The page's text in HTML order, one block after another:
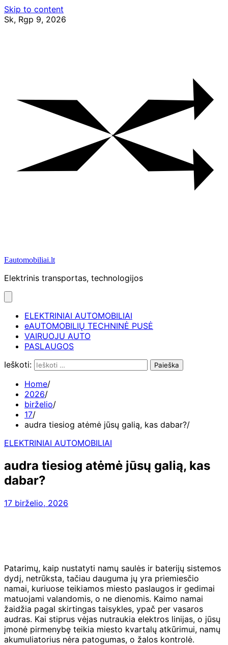
Skip to content
Sk, Rgp 9, 2026
Eautomobiliai.lt
Elektrinis transportas, technologijos
ELEKTRINIAI AUTOMOBILIAI
eAUTOMOBILIŲ TECHNINĖ PUSĖ
VAIRUOJU AUTO
PASLAUGOS
Ieškoti:
Home
2026
birželio
17
audra tiesiog atėmė jūsų galią, kas dabar?
ELEKTRINIAI AUTOMOBILIAI
audra tiesiog atėmė jūsų galią, kas
dabar?
17 birželio, 2026
Patarimų, kaip nustatyti namų saulės ir baterijų sistemos
dydį, netrūksta, tačiau dauguma jų yra priemiesčio
namai, kuriuose teikiamos miesto paslaugos ir gedimai
matuojami valandomis, o ne dienomis. Kaimo namai
žaidžia pagal skirtingas taisykles, ypač per vasaros
audras. Kai stiprus vėjas nutraukia elektros linijas, o jūsų
įmonė pirmenybę teikia miesto kvartalų atkūrimui, namų
akumuliatorius nėra patogumas, o žalos kontrolė.